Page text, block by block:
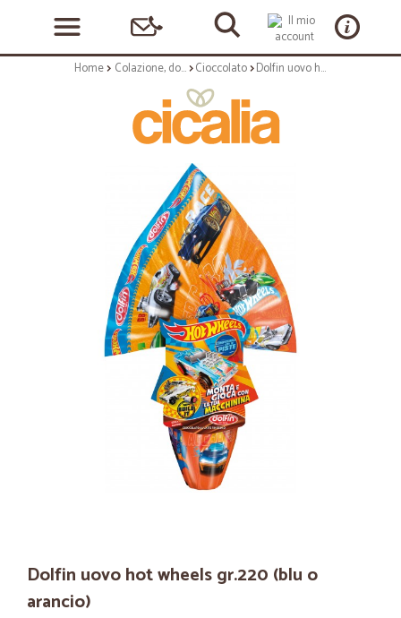
Home Colazione, dolciumi e snack Cioccolato Dolfin uovo hot wheels gr.220 (blu o arancio)
Dolfin uovo hot wheels gr.220 (blu o
arancio)